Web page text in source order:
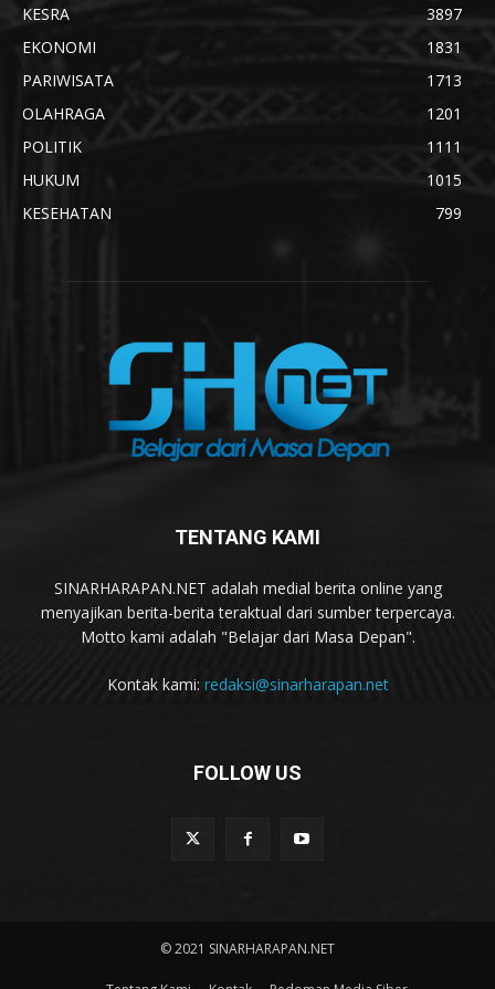
KESRA
3897
EKONOMI
1831
PARIWISATA
1713
OLAHRAGA
1201
POLITIK
1111
HUKUM
1015
KESEHATAN
799
TENTANG KAMI
SINARHARAPAN.NET adalah medial berita online yang
menyajikan berita-berita teraktual dari sumber terpercaya.
Motto kami adalah "Belajar dari Masa Depan".
Kontak kami: redaksi@sinarharapan.net
FOLLOW US
© 2021 SINARHARAPAN.NET